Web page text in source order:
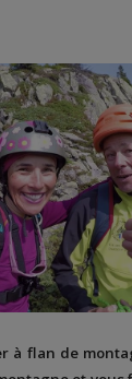
à flan de